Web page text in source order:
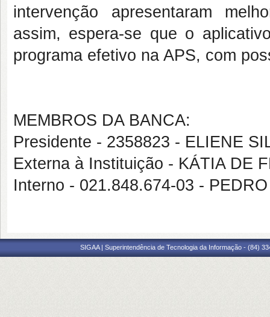
intervenção apresentaram
assim, espera-se que o
programa efetivo na APS, com
MEMBROS DA BANCA:
Presidente - 2358823 - ELIENE
Externa à Instituição - KÁTIA DE
Interno - 021.848.674-03 -
SIGAA | Superintendência de Tecnologia da Informação - (84)